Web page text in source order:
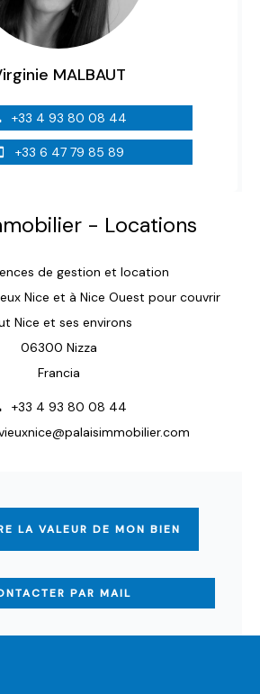
MALBAUT
+33 4 93 80 08 44
+33 6 47 79 85 89
- Locations
de gestion et location
Nice et à Nice Ouest pour couvrir
Nice et ses environs
06300 Nizza
Francia
+33 4 93 80 08 44
LA VALEUR DE MON BIEN
PAR MAIL